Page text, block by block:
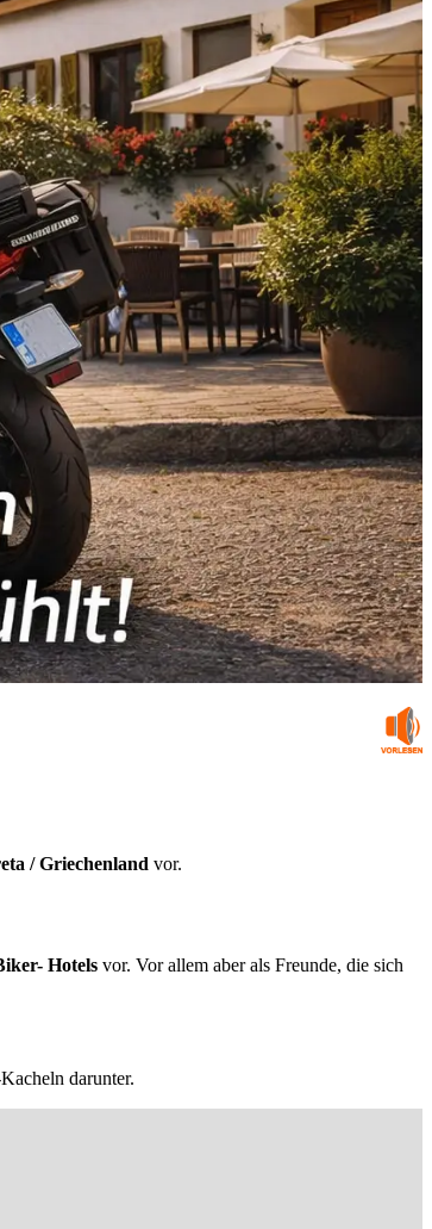
/ Griechenland vor.
Hotels vor. Vor allem aber als Freunde, die sich
darunter.